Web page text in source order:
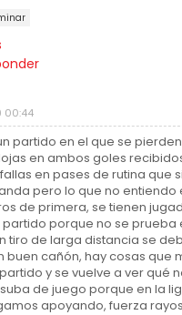
00:44
partido en el que se
en ambos goles
en pases de rutina que
pero lo que no
de primera, se tienen
porque no se
tiro de larga distancia se
buen cañón, hay cosas que
y se vuelve a ver qué
de juego porque en la
apoyando, fuerza rayos